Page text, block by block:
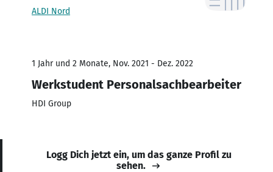
ALDI Nord
1 Jahr und 2 Monate, Nov. 2021 - Dez. 2022
Werkstudent Personalsachbearbeiter
HDI Group
Logg Dich jetzt ein, um das ganze Profil zu
sehen.